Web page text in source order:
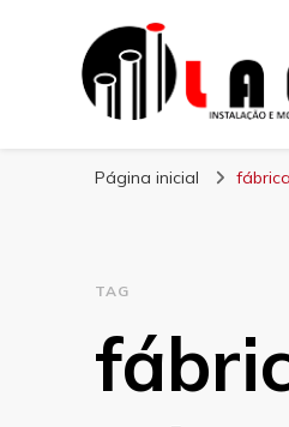
Laef
Página inicial
TAG